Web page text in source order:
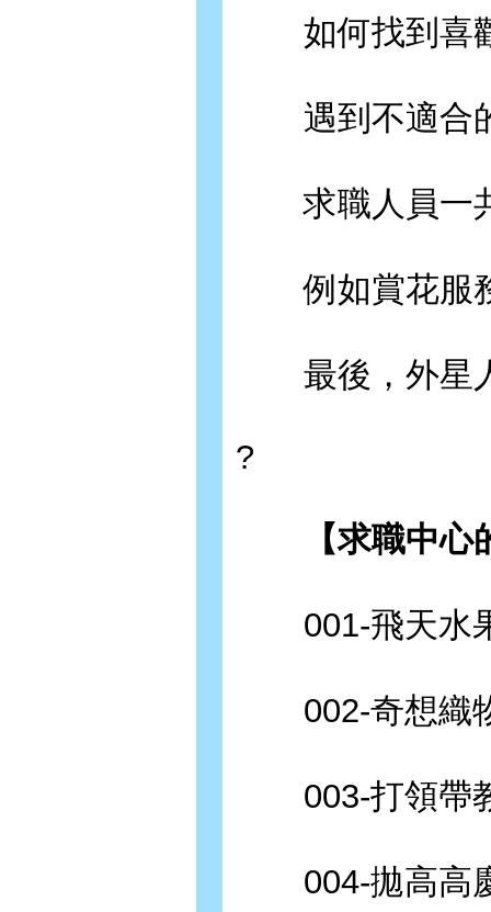
如何找到喜
遇到不適合
求職人員一共
例如賞花服務
最後，外星人
?
【求職中心
001-飛天水
002-奇想織
003-打領帶
004-拋高高